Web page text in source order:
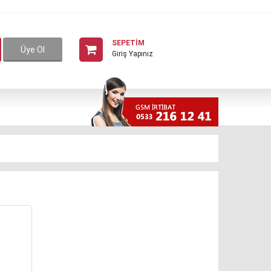
Üye Ol
SEPETİM
Giriş Yapınız